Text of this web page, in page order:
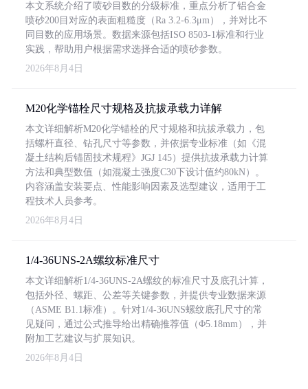
本文系统介绍了喷砂目数的分级标准，重点分析了铝合金
喷砂200目对应的表面粗糙度（Ra 3.2-6.3μm），并对比不
同目数的应用场景。数据来源包括ISO 8503-1标准和行业
实践，帮助用户根据需求选择合适的喷砂参数。
2026年8月4日
M20化学锚栓尺寸规格及抗拔承载力详解
本文详细解析M20化学锚栓的尺寸规格和抗拔承载力，包
括螺杆直径、钻孔尺寸等参数，并依据专业标准（如《混
凝土结构后锚固技术规程》JGJ 145）提供抗拔承载力计算
方法和典型数值（如混凝土强度C30下设计值约80kN）。
内容涵盖安装要点、性能影响因素及选型建议，适用于工
程技术人员参考。
2026年8月4日
1/4-36UNS-2A螺纹标准尺寸
本文详细解析1/4-36UNS-2A螺纹的标准尺寸及底孔计算，
包括外径、螺距、公差等关键参数，并提供专业数据来源
（ASME B1.1标准）。针对1/4-36UNS螺纹底孔尺寸的常
见疑问，通过公式推导给出精确推荐值（Φ5.18mm），并
附加工艺建议与扩展知识。
2026年8月4日